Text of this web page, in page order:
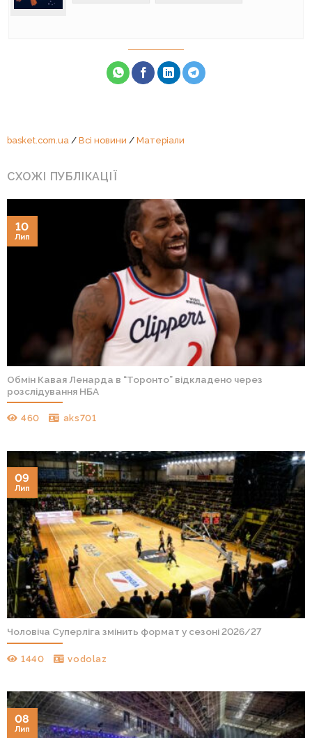
basket.com.ua/ Всі новини / Матеріали
СХОЖІ ПУБЛІКАЦІЇ
Обмін Кавая Ленарда в “Торонто” відкладено через
розслідування НБА
460 aks701
10
Лип
Чоловіча Суперліга змінить формат у сезоні 2026/27
1440 vodolaz
09
Лип
08
Лип